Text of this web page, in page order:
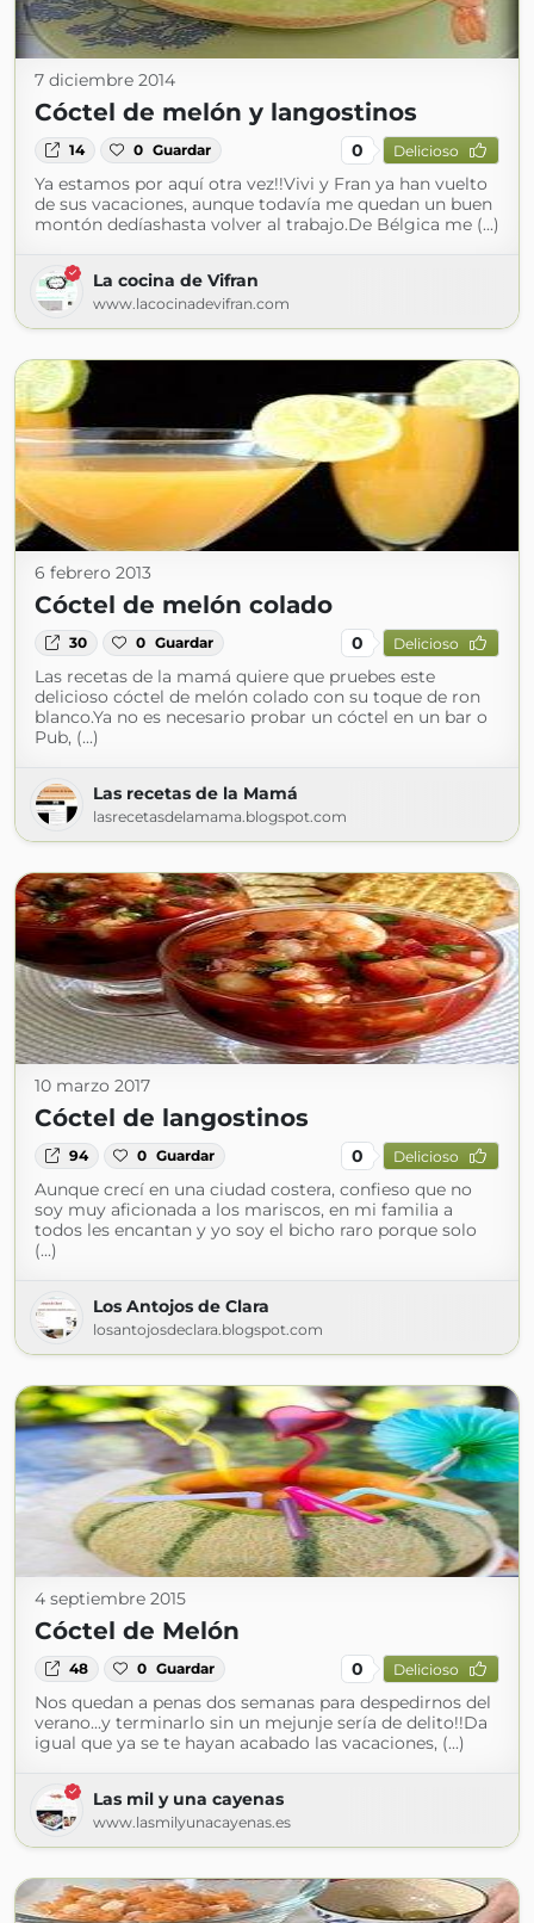
7 diciembre 2014
Cóctel de melón y langostinos
14 0 Guardar 0 Delicioso
Ya estamos por aquí otra vez!!Vivi y Fran ya han vuelto
de sus vacaciones, aunque todavía me quedan un buen
montón dedíashasta volver al trabajo.De Bélgica me (...)
La cocina de Vifran
www.lacocinadevifran.com
6 febrero 2013
Cóctel de melón colado
30 0 Guardar 0 Delicioso
Las recetas de la mamá quiere que pruebes este
delicioso cóctel de melón colado con su toque de ron
blanco.Ya no es necesario probar un cóctel en un bar o
Pub, (...)
Las recetas de la Mamá
lasrecetasdelamama.blogspot.com
10 marzo 2017
Cóctel de langostinos
94 0 Guardar 0 Delicioso
Aunque crecí en una ciudad costera, confieso que no
soy muy aficionada a los mariscos, en mi familia a
todos les encantan y yo soy el bicho raro porque solo
(...)
Los Antojos de Clara
losantojosdeclara.blogspot.com
4 septiembre 2015
Cóctel de Melón
48 0 Guardar 0 Delicioso
Nos quedan a penas dos semanas para despedirnos del
verano...y terminarlo sin un mejunje sería de delito!!Da
igual que ya se te hayan acabado las vacaciones, (...)
Las mil y una cayenas
www.lasmilyunacayenas.es